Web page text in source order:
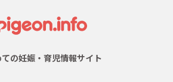
の妊娠・育児情報サイト